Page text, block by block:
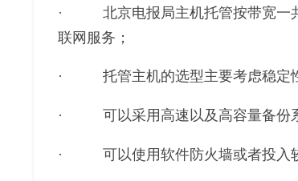
· 北京电报局主机托管按带宽一共
联网服务；
· 托管主机的选型主要考虑稳定性
· 可以采用高速以及高容量备份
· 可以使用软件防火墙或者投入较